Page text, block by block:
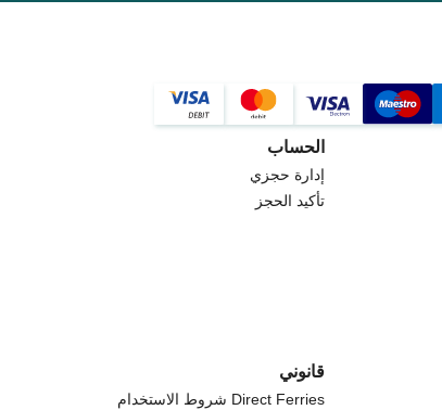
الحساب
إدارة حجزي
تأكيد الحجز
قانوني
Direct Ferries شروط الاستخدام